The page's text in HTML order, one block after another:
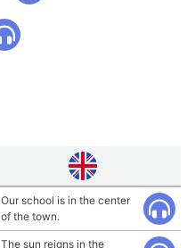
Our school is in the center
of the town.
The sun reigns in the